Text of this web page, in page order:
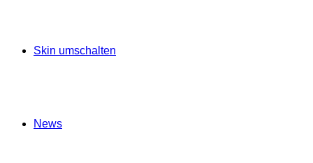
Skin umschalten
News